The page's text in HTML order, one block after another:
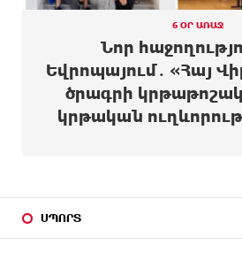
Վթար Լոռու մարզում․
7 ԺԱՄ
Երևանում երթուղիների
ԱՌԱՋ
մահվան մասին
8 ԺԱՄ
«Համահայկական ճակատ»
6 ՕՐ ԱՌԱՋ
Նոր
Եվրոպայում․ «Հայ
ծրագրի
կրթական
ՍՊՈՐՏ